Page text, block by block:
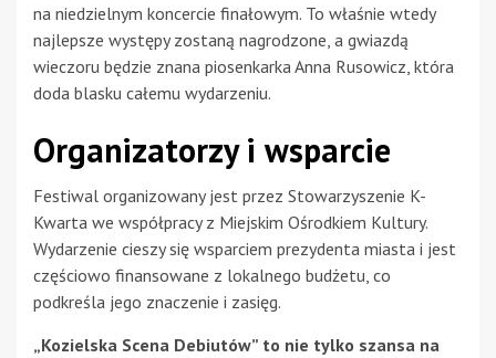
na niedzielnym koncercie finałowym. To właśnie wtedy
najlepsze występy zostaną nagrodzone, a gwiazdą
wieczoru będzie znana piosenkarka Anna Rusowicz, która
doda blasku całemu wydarzeniu.
Organizatorzy i wsparcie
Festiwal organizowany jest przez Stowarzyszenie K-
Kwarta we współpracy z Miejskim Ośrodkiem Kultury.
Wydarzenie cieszy się wsparciem prezydenta miasta i jest
częściowo finansowane z lokalnego budżetu, co
podkreśla jego znaczenie i zasięg.
„Kozielska Scena Debiutów” to nie tylko szansa na